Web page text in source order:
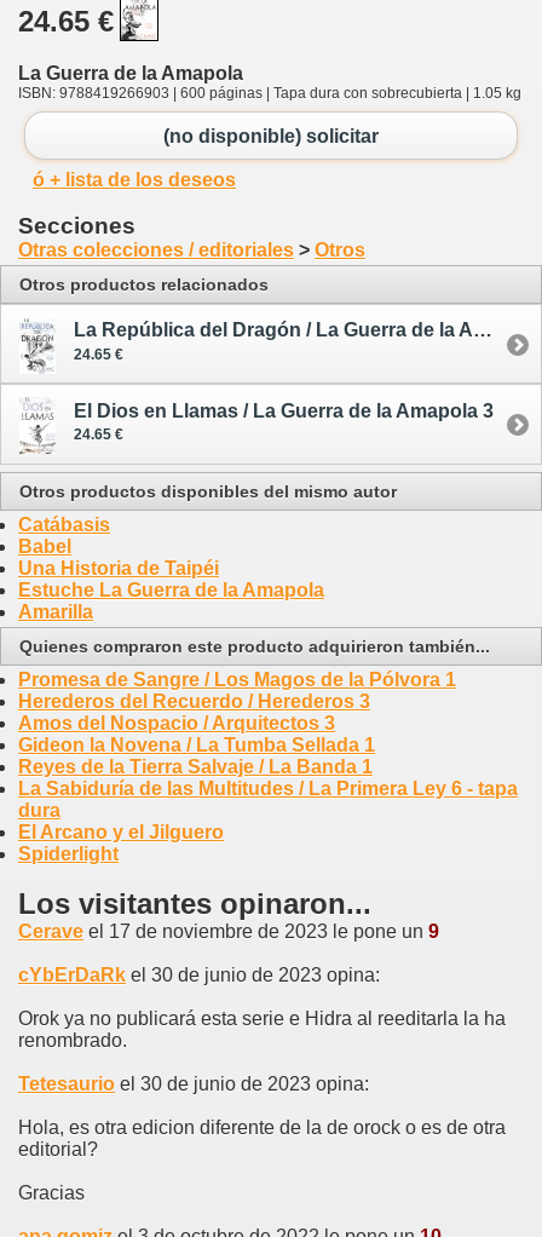
24.65 €
La Guerra de la Amapola
ISBN: 9788419266903 | 600 páginas | Tapa dura con sobrecubierta | 1.05 kg
(no disponible) solicitar
ó + lista de los deseos
Secciones
Otras colecciones / editoriales > Otros
Otros productos relacionados
La República del Dragón / La Guerra de la Amapola 2
24.65 €
El Dios en Llamas / La Guerra de la Amapola 3
24.65 €
Otros productos disponibles del mismo autor
Catábasis
Babel
Una Historia de Taipéi
Estuche La Guerra de la Amapola
Amarilla
Quienes compraron este producto adquirieron también...
Promesa de Sangre / Los Magos de la Pólvora 1
Herederos del Recuerdo / Herederos 3
Amos del Nospacio / Arquitectos 3
Gideon la Novena / La Tumba Sellada 1
Reyes de la Tierra Salvaje / La Banda 1
La Sabiduría de las Multitudes / La Primera Ley 6 - tapa
dura
El Arcano y el Jilguero
Spiderlight
Los visitantes opinaron...
Cerave el 17 de noviembre de 2023 le pone un 9
cYbErDaRk el 30 de junio de 2023 opina:
Orok ya no publicará esta serie e Hidra al reeditarla la ha
renombrado.
Tetesaurio el 30 de junio de 2023 opina:
Hola, es otra edicion diferente de la de orock o es de otra
editorial?
Gracias